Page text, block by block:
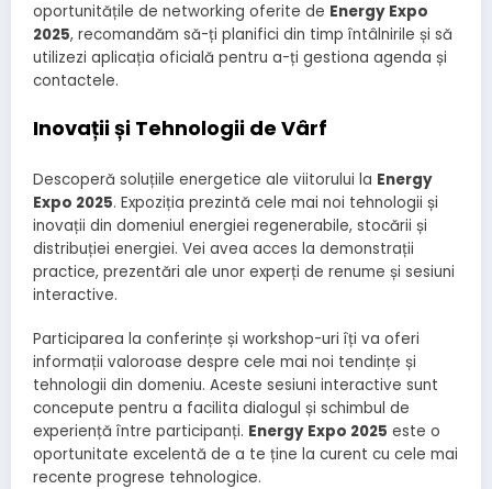
oportunitățile de networking oferite de Energy Expo
2025, recomandăm să-ți planifici din timp întâlnirile și să
utilizezi aplicația oficială pentru a-ți gestiona agenda și
contactele.
Inovații și Tehnologii de Vârf
Descoperă soluțiile energetice ale viitorului la Energy
Expo 2025. Expoziția prezintă cele mai noi tehnologii și
inovații din domeniul energiei regenerabile, stocării și
distribuției energiei. Vei avea acces la demonstrații
practice, prezentări ale unor experți de renume și sesiuni
interactive.
Participarea la conferințe și workshop-uri îți va oferi
informații valoroase despre cele mai noi tendințe și
tehnologii din domeniu. Aceste sesiuni interactive sunt
concepute pentru a facilita dialogul și schimbul de
experiență între participanți. Energy Expo 2025 este o
oportunitate excelentă de a te ține la curent cu cele mai
recente progrese tehnologice.